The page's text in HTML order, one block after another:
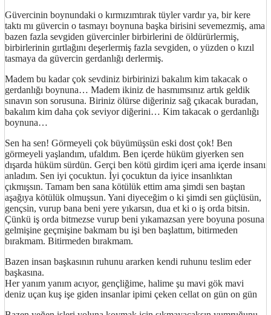
Güvercinin boynundaki o kırmızımtırak tüyler vardır ya, bir kere
taktı mı güvercin o tasmayı boynuna başka birisini sevemezmiş, ama
bazen fazla sevgiden güvercinler birbirlerini de öldürürlermiş,
birbirlerinin gırtlağını deşerlermiş fazla sevgiden, o yüzden o kızıl
tasmaya da güvercin gerdanlığı derlermiş.
Madem bu kadar çok sevdiniz birbirinizi bakalım kim takacak o
gerdanlığı boynuna… Madem ikiniz de hasmımsınız artık geldik
sınavın son sorusuna. Biriniz ölürse diğeriniz sağ çıkacak buradan,
bakalım kim daha çok seviyor diğerini… Kim takacak o gerdanlığı
boynuna…
Sen ha sen! Görmeyeli çok büyümüşsün eski dost çok! Ben
görmeyeli yaşlandım, ufaldım. Ben içerde hüküm giyerken sen
dışarda hüküm sürdün. Gerçi ben kötü girdim içeri ama içerde insanı
anladım. Sen iyi çocuktun. İyi çocuktun da iyice insanlıktan
çıkmışsın. Tamam ben sana kötülük ettim ama şimdi sen baştan
aşağıya kötülük olmuşsun. Yani diyeceğim o ki şimdi sen güçlüsün,
gençsin, vurup bana beni yere yıkarsın, dua et ki o iş orda bitsin.
Çünkü iş orda bitmezse vurup beni yıkamazsan yere boyuna posuna
gelmişine geçmişine bakmam bu işi ben başlattım, bitirmeden
bırakmam. Bitirmeden bırakmam.
Bazen insan başkasının ruhunu ararken kendi ruhunu teslim eder
başkasına.
Her yanım yanım acıyor, gençliğime, halime şu mavi gök mavi
deniz uçan kuş işe giden insanlar ipimi çeken cellat on gün on gün